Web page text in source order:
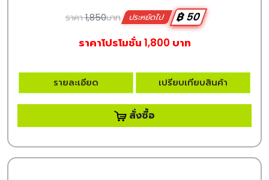
ราคา1,850บาท ประหยัดไป
฿ 50
ราคาโปรโมชั่น 1,800 บาท
รายละเอียด เปรียบเทียบสินค้า
สั่งซื้อ